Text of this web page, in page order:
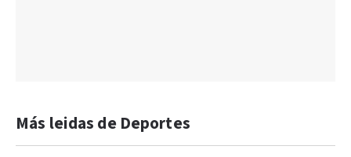
Más leidas de Deportes